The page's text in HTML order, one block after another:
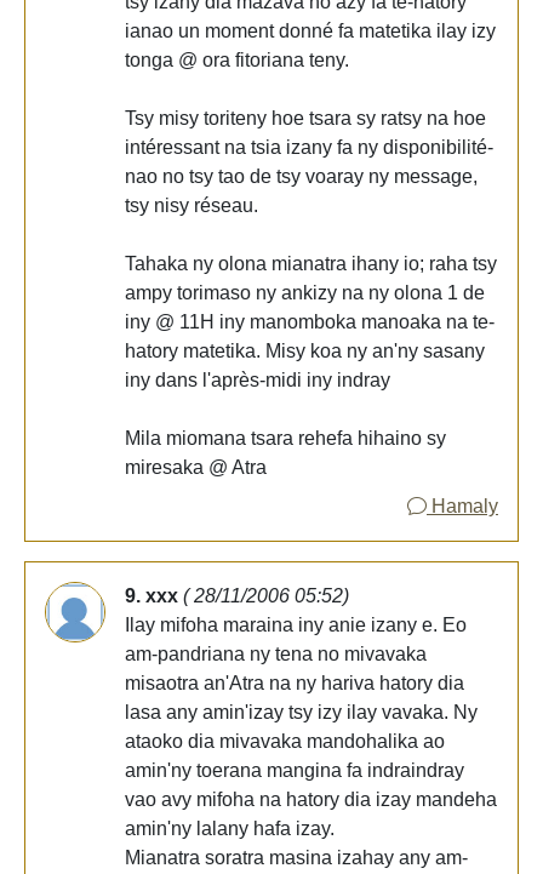
ianao un moment donné fa matetika ilay izy
tonga @ ora fitoriana teny.
Tsy misy toriteny hoe tsara sy ratsy na hoe
intéressant na tsia izany fa ny disponibilité-
nao no tsy tao de tsy voaray ny message,
tsy nisy réseau.
Tahaka ny olona mianatra ihany io; raha tsy
ampy torimaso ny ankizy na ny olona 1 de
iny @ 11H iny manomboka manoaka na te-
hatory matetika. Misy koa ny an'ny sasany
iny dans l'après-midi iny indray
Mila miomana tsara rehefa hihaino sy
miresaka @ Atra
Hamaly
9. xxx ( 28/11/2006 05:52)
Ilay mifoha maraina iny anie izany e. Eo
am-pandriana ny tena no mivavaka
misaotra an'Atra na ny hariva hatory dia
lasa any amin'izay tsy izy ilay vavaka. Ny
ataoko dia mivavaka mandohalika ao
amin'ny toerana mangina fa indraindray
vao avy mifoha na hatory dia izay mandeha
amin'ny lalany hafa izay.
Mianatra soratra masina izahay any am-